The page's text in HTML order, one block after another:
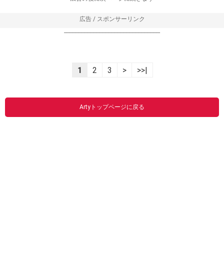
広告 / スポンサーリンク
----------------------------------------------------------------
1 2 3 > >>|
Artyトップページに戻る